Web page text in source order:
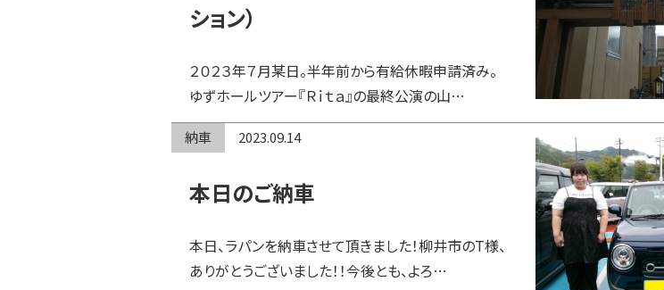
ション）
２０２３年７月某日。半年前から有給休暇申請済み。
ゆずホールツアー『Ｒｉｔａ』の最終公演の山…
納車 2023.09.14
本日のご納車
本日、ラパンを納車させて頂きました！柳井市のT様、
ありがとうございました！！今後とも、よろ…